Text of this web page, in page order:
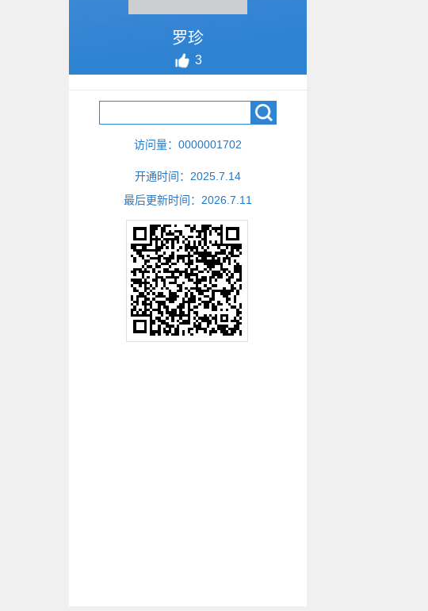
罗珍
3
访问量： 0000001702
开通时间： 2025 7 14
最后更新时间： 2026 7 11